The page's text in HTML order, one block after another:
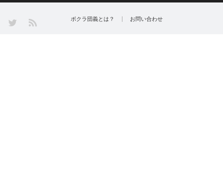
Twitter ボクラ団義とは？ お問い合わせ